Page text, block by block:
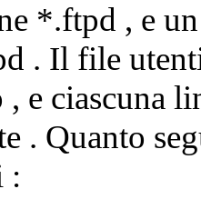
*.ftpd , e
. Il file
e ciascuna
. Quanto
: